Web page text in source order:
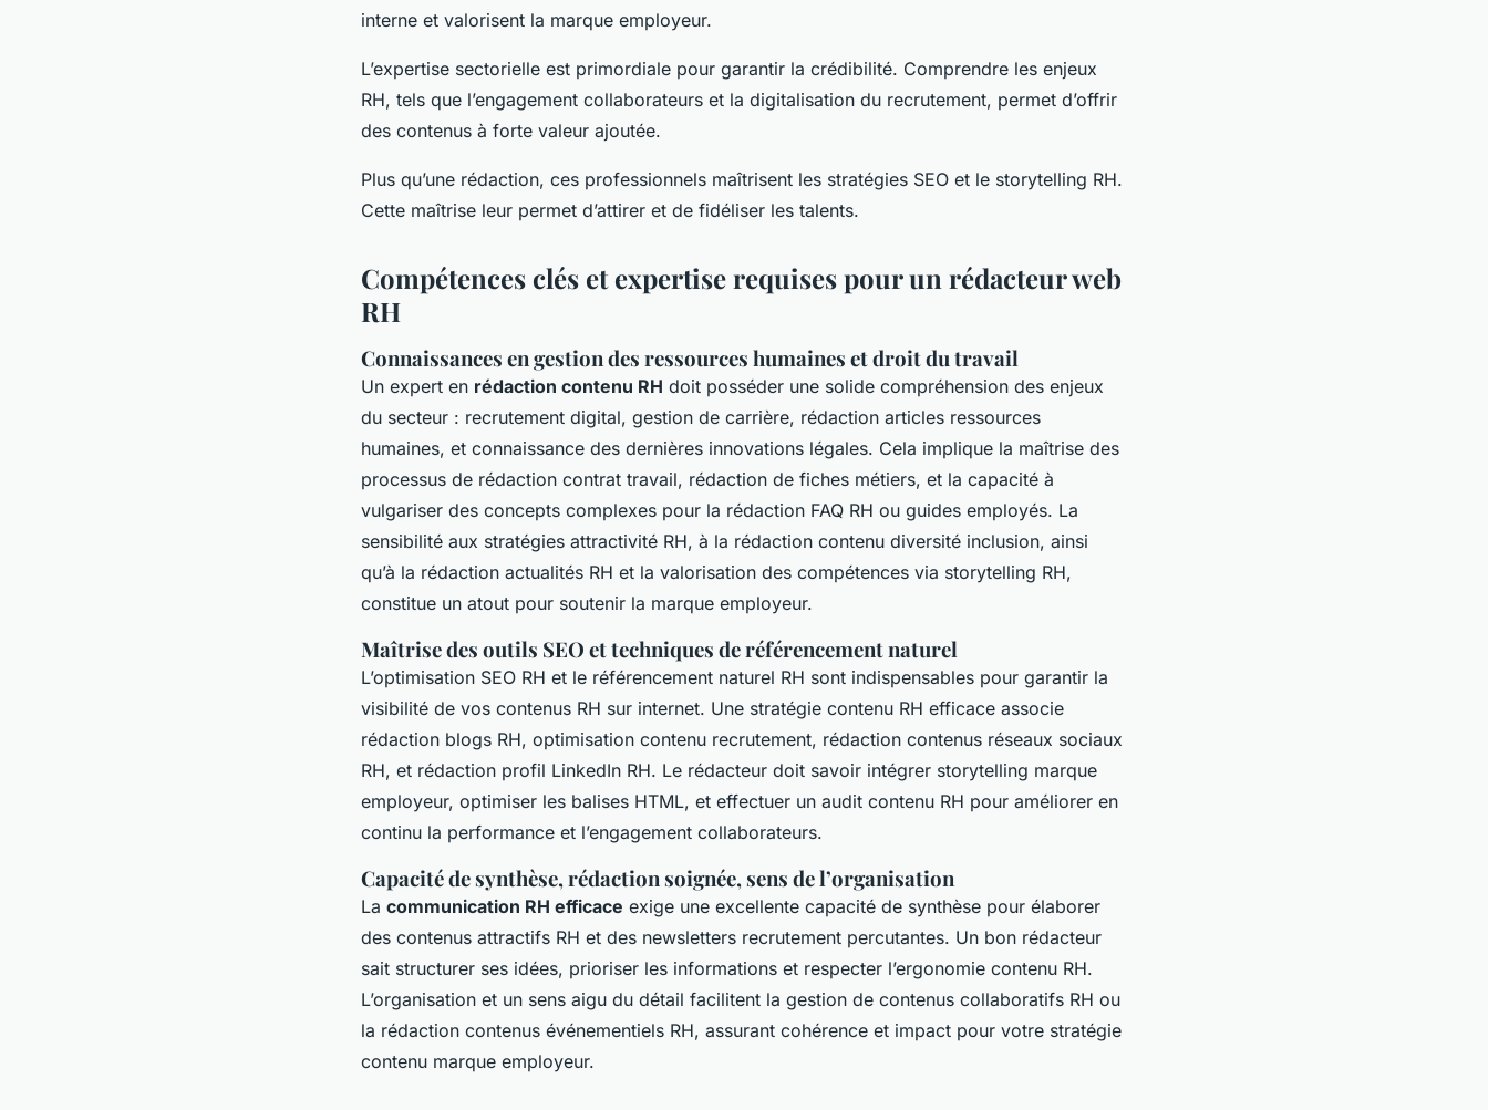
interne et valorisent la marque employeur.
L’expertise sectorielle est primordiale pour garantir la crédibilité. Comprendre les enjeux
RH, tels que l’engagement collaborateurs et la digitalisation du recrutement, permet d’offrir
des contenus à forte valeur ajoutée.
Plus qu’une rédaction, ces professionnels maîtrisent les stratégies SEO et le storytelling RH.
Cette maîtrise leur permet d’attirer et de fidéliser les talents.
Compétences clés et expertise requises pour un rédacteur web
RH
Connaissances en gestion des ressources humaines et droit du travail
Un expert en rédaction contenu RH doit posséder une solide compréhension des enjeux
du secteur : recrutement digital, gestion de carrière, rédaction articles ressources
humaines, et connaissance des dernières innovations légales. Cela implique la maîtrise des
processus de rédaction contrat travail, rédaction de fiches métiers, et la capacité à
vulgariser des concepts complexes pour la rédaction FAQ RH ou guides employés. La
sensibilité aux stratégies attractivité RH, à la rédaction contenu diversité inclusion, ainsi
qu’à la rédaction actualités RH et la valorisation des compétences via storytelling RH,
constitue un atout pour soutenir la marque employeur.
Maîtrise des outils SEO et techniques de référencement naturel
L’optimisation SEO RH et le référencement naturel RH sont indispensables pour garantir la
visibilité de vos contenus RH sur internet. Une stratégie contenu RH efficace associe
rédaction blogs RH, optimisation contenu recrutement, rédaction contenus réseaux sociaux
RH, et rédaction profil LinkedIn RH. Le rédacteur doit savoir intégrer storytelling marque
employeur, optimiser les balises HTML, et effectuer un audit contenu RH pour améliorer en
continu la performance et l’engagement collaborateurs.
Capacité de synthèse, rédaction soignée, sens de l’organisation
La communication RH efficace exige une excellente capacité de synthèse pour élaborer
des contenus attractifs RH et des newsletters recrutement percutantes. Un bon rédacteur
sait structurer ses idées, prioriser les informations et respecter l’ergonomie contenu RH.
L’organisation et un sens aigu du détail facilitent la gestion de contenus collaboratifs RH ou
la rédaction contenus événementiels RH, assurant cohérence et impact pour votre stratégie
contenu marque employeur.